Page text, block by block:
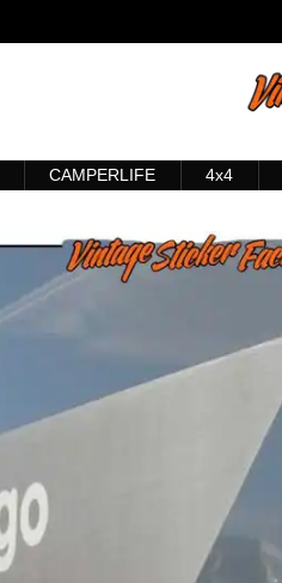
CAMPERLIFE 4x4